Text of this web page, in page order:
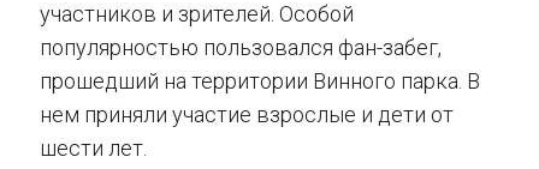
участников и зрителей. Особой
популярностью пользовался фан-забег,
прошедший на территории Винного парка. В
нем приняли участие взрослые и дети от
шести лет.